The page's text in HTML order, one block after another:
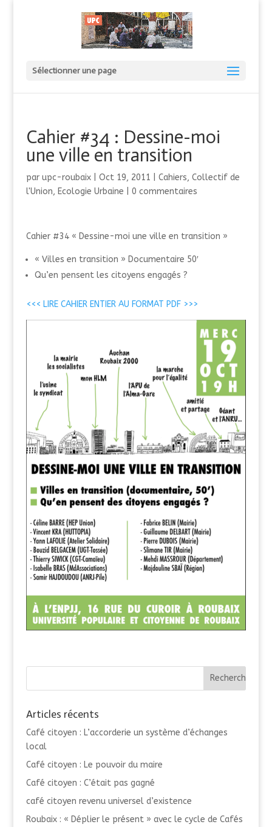
Sélectionner une page
Cahier #34 : Dessine-moi
une ville en transition
par upc-roubaix| Oct 19, 2011 Cahiers, Collectif de
l'Union, Ecologie Urbaine 0 commentaires
Cahier #34 « Dessine-moi une ville en transition »
« Villes en transition » Documentaire 50′
Qu’en pensent les citoyens engagés ?
<<< LIRE CAHIER ENTIER AU FORMAT PDF >>>
Articles récents
Café citoyen : L’accorderie un système d’échanges
local
Café citoyen : Le pouvoir du maire
Café citoyen : C’était pas gagné
café citoyen revenu universel d’existence
Roubaix : « Déplier le présent » avec le cycle de Cafés